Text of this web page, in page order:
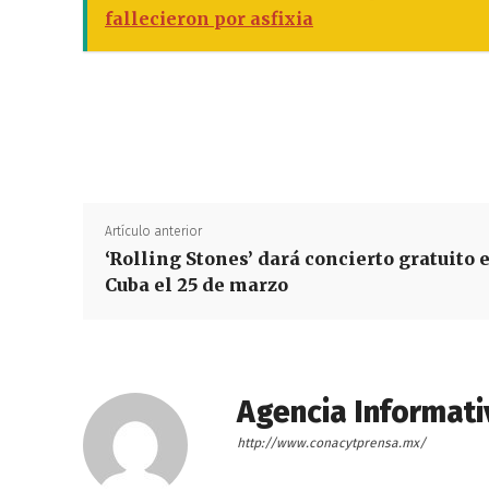
fallecieron por asfixia
Artículo anterior
‘Rolling Stones’ dará concierto gratuito
Cuba el 25 de marzo
Agencia
http://www.conacytprensa.mx/